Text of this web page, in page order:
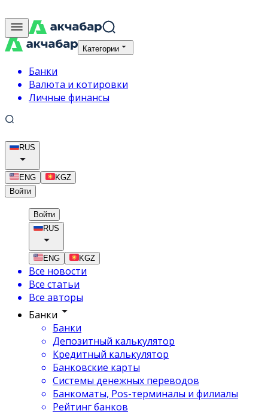
Категории
Банки
Валюта и котировки
Личные финансы
RUS
ENG
KGZ
Войти
Войти
RUS
ENG KGZ
Все новости
Все статьи
Все авторы
Банки
Банки
Депозитный калькулятор
Кредитный калькулятор
Банковские карты
Системы денежных переводов
Банкоматы, Pos-терминалы и филиалы
Рейтинг банков